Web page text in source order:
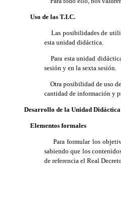
Uso de las T.I.C.
Las posibilidades de
esta unidad didáctica.
Para esta unidad
sesión y en la sexta sesión.
Otra posibilidad de uso
cantidad de información y
Desarrollo de la Unidad Didáctica
Elementos formales
Para formular los
sabiendo que los
de referencia el Real